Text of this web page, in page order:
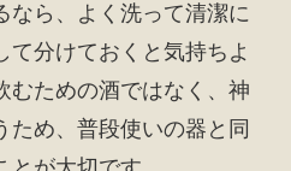
なら、よく洗って清潔に
て分けておくと気持ちよ
むための酒ではなく、神
ため、普段使いの器と同